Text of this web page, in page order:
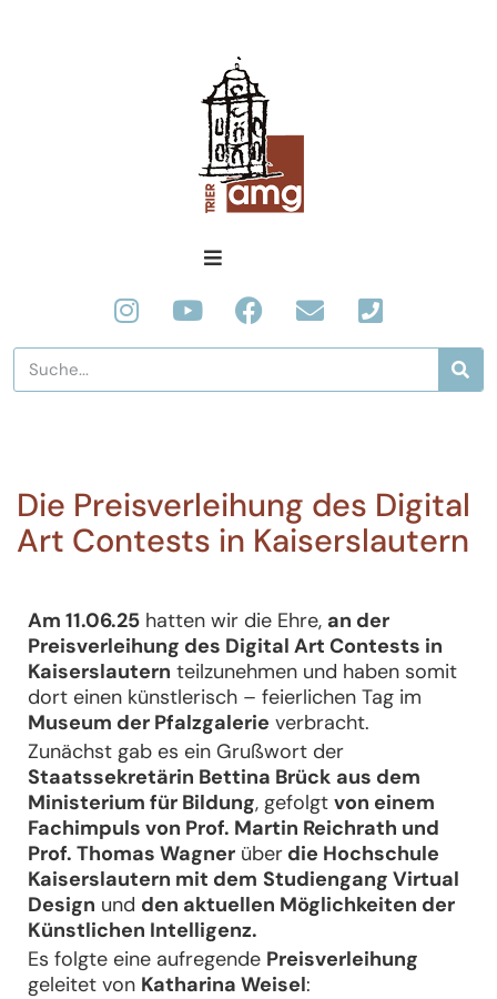
Die Preisverleihung des Digital
Art Contests in Kaiserslautern
Am 11.06.25 hatten wir die Ehre, an der
Preisverleihung des Digital Art Contests in
Kaiserslautern teilzunehmen und haben somit
dort einen künstlerisch – feierlichen Tag im
Museum der Pfalzgalerie verbracht.
Zunächst gab es ein Grußwort der
Staatssekretärin Bettina Brück aus dem
Ministerium für Bildung, gefolgt von einem
Fachimpuls von Prof. Martin Reichrath und
Prof. Thomas Wagner über die Hochschule
Kaiserslautern mit dem Studiengang Virtual
Design und den aktuellen Möglichkeiten der
Künstlichen Intelligenz.
Es folgte eine aufregende Preisverleihung
geleitet von Katharina Weisel: